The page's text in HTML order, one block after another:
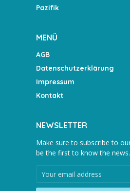
Pazifik
MENÜ
AGB
Datenschutzerklärung
Impressum
Kontakt
NEWSLETTER
Make sure to subscribe to
be the first to know the news.